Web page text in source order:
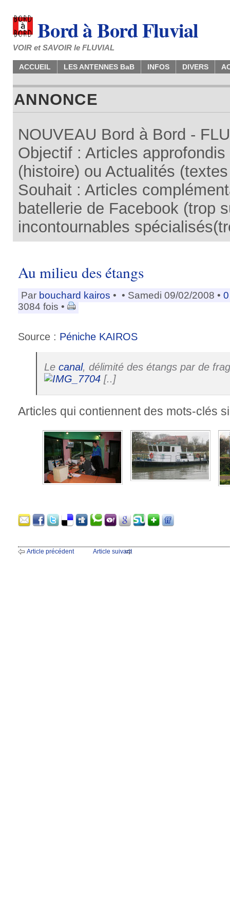
Bord à Bord Fluvial
VOIR et SAVOIR le FLUVIAL
ACCUEIL LES ANTENNES BaB INFOS DIVERS
ANNONCE
NOUVEAU Bord à Bord -
Objectif : Articles
(histoire) ou Actualités
Souhait : Articles
batellerie de Facebook (trop
incontournables
Au milieu des étangs
Par bouchard kairos • • Samedi 09/02/2008 •
3084 fois •
Source : Péniche KAIROS
Le canal, délimité des étangs par de
[..]
Articles qui contiennent des mots-clés
Article précédent Article suivant